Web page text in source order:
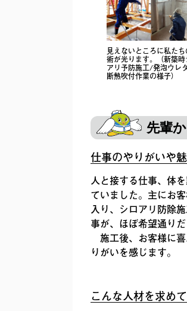
見えないところに私た
術が光ります。（新築時
アリ予防施工/発泡ウレ
断熱吹付作業の様子）
先輩
仕事のやりがいや
人と接する仕事、体
ていました。主にお
入り、シロアリ防除
事が、ほぼ希望通り
施工後、お客様に
りがいを感じます。
こんな人材を求め